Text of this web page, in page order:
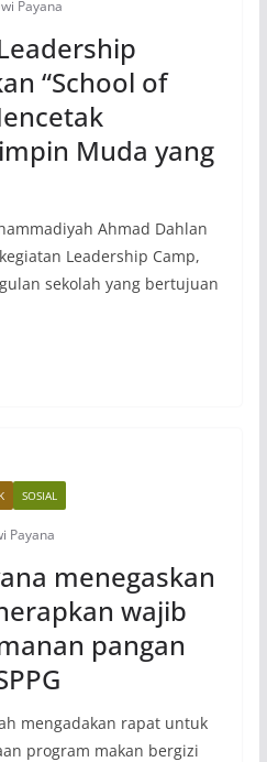
Payana
“School of
Muda yang
Ahmad Dahlan
Leadership Camp,
sekolah yang bertujuan
SOSIAL
Payana
menegaskan
wajib
pangan
mengadakan rapat untuk
program makan bergizi